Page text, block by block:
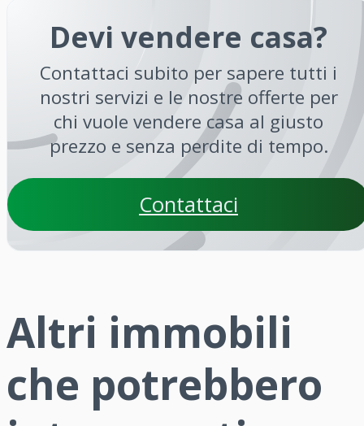
Devi vendere casa?
Contattaci subito per sapere tutti i
nostri servizi e le nostre offerte per
chi vuole vendere casa al giusto
prezzo e senza perdite di tempo.
Contattaci
Altri immobili
che potrebbero